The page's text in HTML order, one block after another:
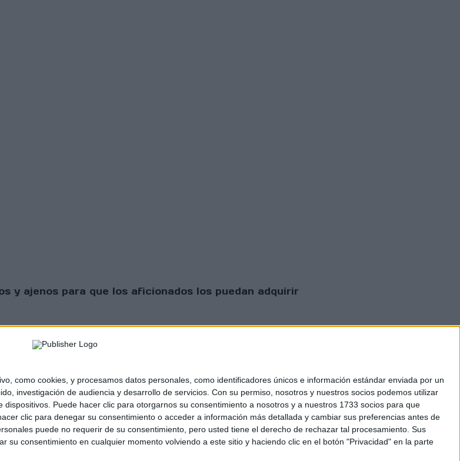
como cookies, y procesamos datos personales, como identificadores únicos e información estándar enviada por un
investigación de audiencia y desarrollo de servicios. Con su permiso, nosotros y nuestros socios podemos utilizar
Puede hacer clic para otorgarnos su consentimiento a nosotros y a nuestros 1733 socios para que
clic para denegar su consentimiento o acceder a información más detallada y cambiar sus preferencias antes de
puede no requerir de su consentimiento, pero usted tiene el derecho de rechazar tal procesamiento. Sus
consentimiento en cualquier momento volviendo a este sitio y haciendo clic en el botón "Privacidad" en la parte
y ajenos para que los aficionados los puedan adquirir
|Contacto|Aviso legal y política de privacidad